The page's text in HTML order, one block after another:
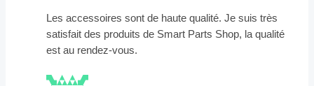
Les accessoires sont de haute qualité. Je suis très
satisfait des produits de Smart Parts Shop, la qualité
est au rendez-vous.